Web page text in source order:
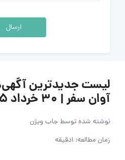
ارسال
لیست جدیدترین
آوان سفر | ۳۰ خرداد ۱۴۰۵
نوشته شده توسطجاب ویژن
زمان مطالعه: 1دقیقه